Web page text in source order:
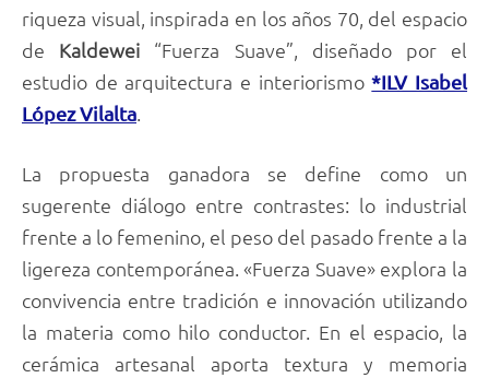
riqueza visual, inspirada en los años 70, del espacio
de Kaldewei “Fuerza Suave”, diseñado por el
estudio de arquitectura e interiorismo*ILV Isabel
López Vilalta.
La propuesta ganadora se define como un
sugerente diálogo entre contrastes: lo industrial
frente a lo femenino, el peso del pasado frente a la
ligereza contemporánea. «Fuerza Suave» explora la
convivencia entre tradición e innovación utilizando
la materia como hilo conductor. En el espacio, la
cerámica artesanal aporta textura y memoria